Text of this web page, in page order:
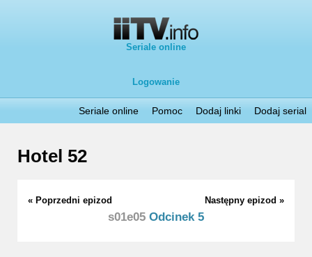
Seriale online
Logowanie
Seriale online Pomoc Dodaj linki Dodaj serial
Hotel 52
« Poprzedni epizod Następny epizod »
s01e05 Odcinek 5